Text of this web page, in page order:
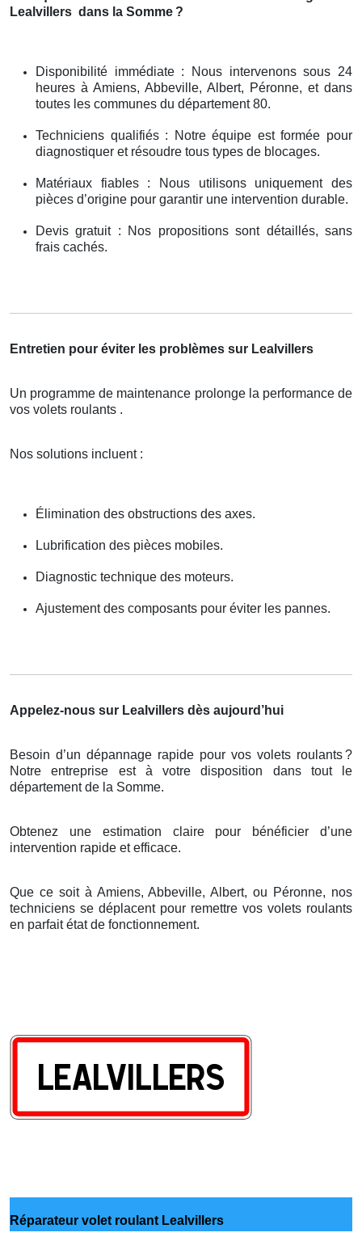
Lealvillers dans la Somme ?
Disponibilité immédiate : Nous intervenons sous 24
heures à Amiens, Abbeville, Albert, Péronne, et dans
toutes les communes du département 80.
Techniciens qualifiés : Notre équipe est formée pour
diagnostiquer et résoudre tous types de blocages.
Matériaux fiables : Nous utilisons uniquement des
pièces d’origine pour garantir une intervention durable.
Devis gratuit : Nos propositions sont détaillés, sans
frais cachés.
Entretien pour éviter les problèmes sur Lealvillers
Un programme de maintenance prolonge la performance de
vos volets roulants .
Nos solutions incluent :
Élimination des obstructions des axes.
Lubrification des pièces mobiles.
Diagnostic technique des moteurs.
Ajustement des composants pour éviter les pannes.
Appelez-nous sur Lealvillers dès aujourd’hui
Besoin d’un dépannage rapide pour vos volets roulants?
Notre entreprise est à votre disposition dans tout le
département de la Somme.
Obtenez une estimation claire pour bénéficier d’une
intervention rapide et efficace.
Que ce soit à Amiens, Abbeville, Albert, ou Péronne, nos
techniciens se déplacent pour remettre vos volets roulants
en parfait état de fonctionnement.
Réparateur volet roulant Lealvillers